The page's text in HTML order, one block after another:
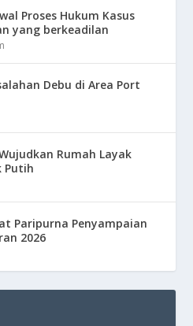
Proses Hukum Kasus
yang berkeadilan
Debu di Area Port
Rumah Layak
Putih
Paripurna Penyampaian
2026